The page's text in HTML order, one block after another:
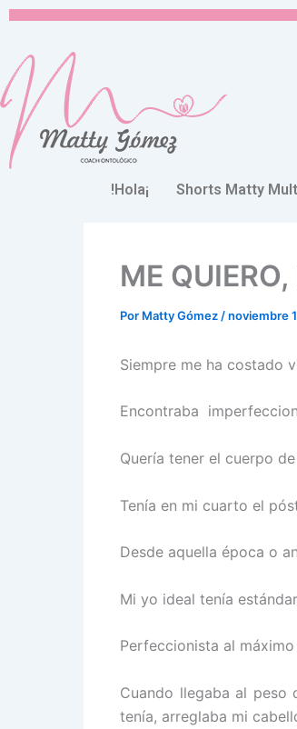
contenido
!Hola¡ Shorts Matty
ME
Por Matty Gómez /noviembre
Siempre me ha costado
Encontraba
Quería tener el cuerpo
Tenía en mi cuarto el
Desde aquella época o
Mi yo ideal tenía
Perfeccionista al
Cuando llegaba al peso
tenía, arreglaba mi